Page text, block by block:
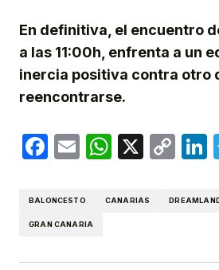
En definitiva, el encuentro
a las 11:00h, enfrenta a un
inercia positiva contra otro
reencontrarse.
Facebook
Email X
BALONCESTO CANARIAS
GRAN CANARIA